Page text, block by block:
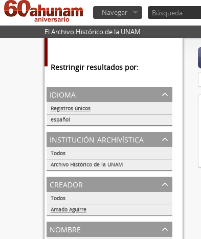
Navegar
El Archivo Histórico de la UNAM
Restringir resultados por:
idioma
Registros únicos
español
1
institución archivística
Todos
Archivo Histórico de la UNAM
1
creador
Todos
Amado Aguirre
1
nombre